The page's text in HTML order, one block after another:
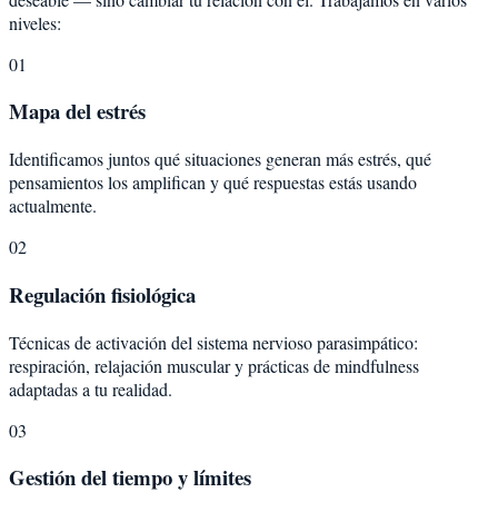
niveles:
01
Mapa del estrés
Identificamos juntos qué situaciones generan más estrés, qué
pensamientos los amplifican y qué respuestas estás usando
actualmente.
02
Regulación fisiológica
Técnicas de activación del sistema nervioso parasimpático:
respiración, relajación muscular y prácticas de mindfulness
adaptadas a tu realidad.
03
Gestión del tiempo y límites